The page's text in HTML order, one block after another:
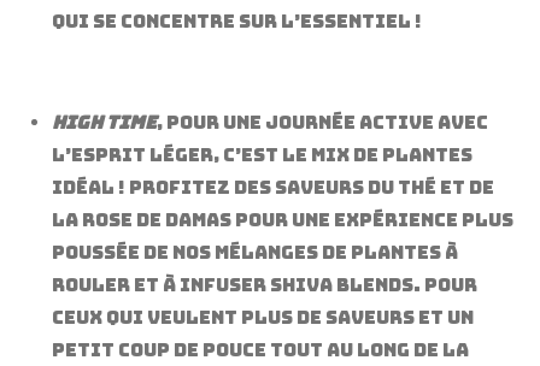
qui se concentre sur l’essentiel !
High Time, pour une journée active avec
l’esprit léger, c’est le mix de plantes
idéal ! Profitez des saveurs du Thé et de
la Rose de Damas pour une expérience plus
poussée de nos mélanges de plantes à
rouler et à infuser Shiva Blends. Pour
ceux qui veulent plus de saveurs et un
petit coup de pouce tout au long de la